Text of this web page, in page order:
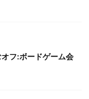
フ:ボードゲーム会